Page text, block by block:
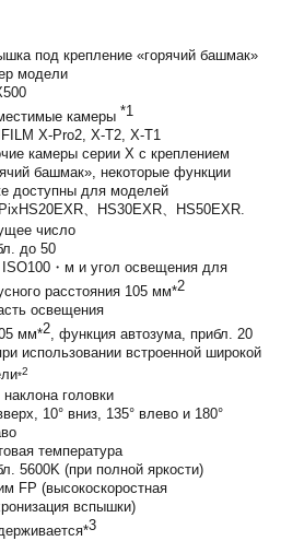
под крепление «горячий башмак»
модели
камеры *1
X-Pro2, X-T2, X-T1
камеры серии X с креплением
башмак», некоторые функции
доступны для моделей
、HS30EXR、HS50EXR.
число
до 50
ISO100・м и угол освещения для
расстояния 105 мм*2
освещения
мм*2, функция автозума, прибл. 20
использовании встроенной широкой
*2
наклона головки
10° вниз, 135° влево и 180°
температура
5600K (при полной яркости)
FP (высокоскоростная
вспышки)
3